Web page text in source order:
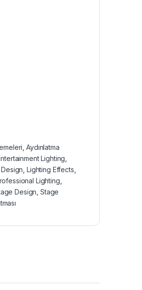
,Aydınlatma
Lighting
,Lighting Effects
Lighting
Design Stage